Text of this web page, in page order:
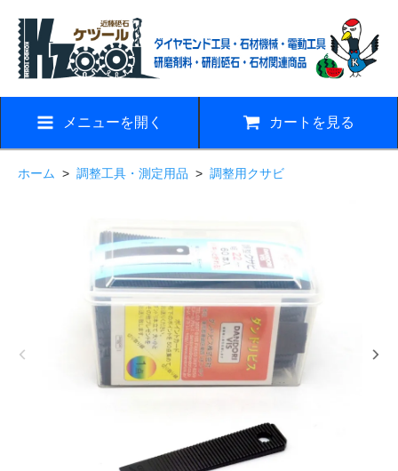
メニューを開く カートを見る
ホーム > 調整工具・測定用品 > 調整用クサビ